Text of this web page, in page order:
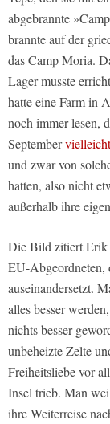
abgebrannte
brannte auf der
das Camp Moria.
Lager musste
hatte eine Farm in
noch immer lesen,
September
und zwar von
hatten, also nicht
außerhalb ihre
DieBild zitiert Erik
EU-Abgeordneten,
auseinandersetzt.
alles besser
nichts besser
unbeheizte Zelte
Freiheitsliebe vor
Insel trieb. Man
ihre Weiterreise